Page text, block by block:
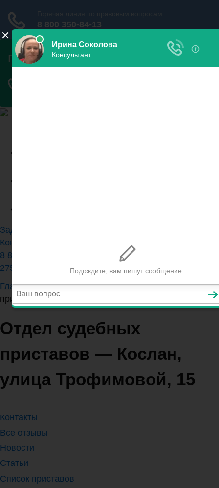
Задать вопрос юристу
Контакты
8 800 350-84-13 (доб.
275)
Главная>Республика Коми>Отдел судебных
приставов — Кослан, улица Трофимовой, 15
Отдел судебных
приставов — Кослан,
улица Трофимовой, 15
Контакты
Все отзывы
Новости
Статьи
Список приставов